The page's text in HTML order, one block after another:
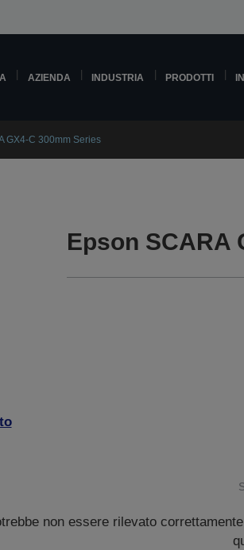
AZIENDA INDUSTRIA PRODOTTI
GX4-C 300mm Series
Epson SCARA
non essere rilevato